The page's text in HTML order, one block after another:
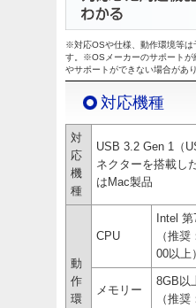
※対応OSや仕様、動作環境等は
す。※OSメーカーのサポートが
やサポートができない場合があり
対応機種
対
応
機
種
USB 3.2 Gen 1（
ネクターを搭載し
はMac製品
動
作
環
CPU
Intel
（推
00以上）
メモリー
8GB以
（推奨